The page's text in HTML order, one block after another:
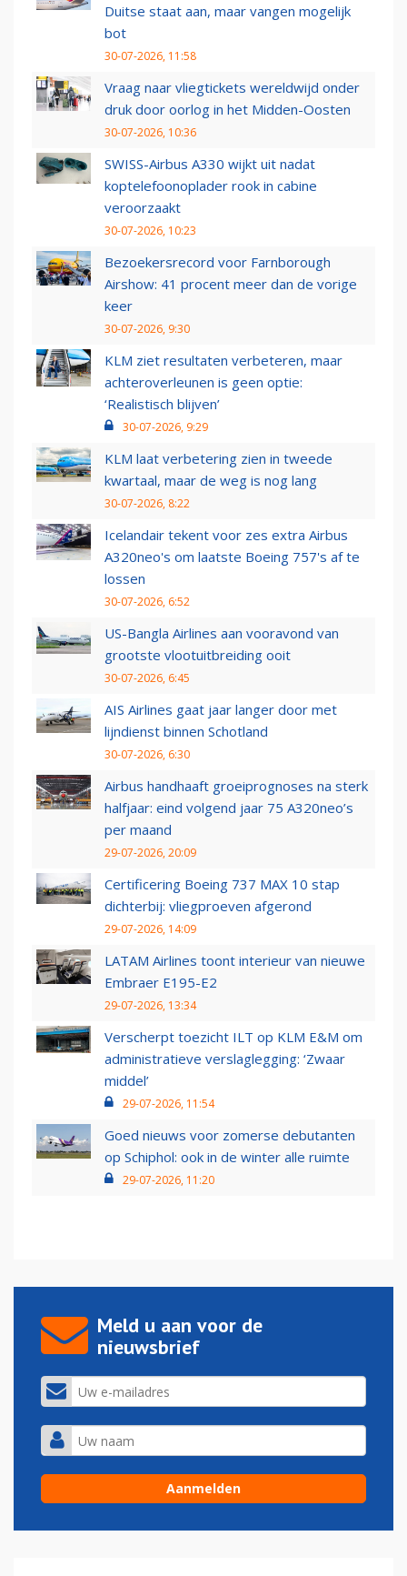
Duitse staat aan, maar vangen mogelijk
bot
30-07-2026, 11:58
Vraag naar vliegtickets wereldwijd onder
druk door oorlog in het Midden-Oosten
30-07-2026, 10:36
SWISS-Airbus A330 wijkt uit nadat
koptelefoonoplader rook in cabine
veroorzaakt
30-07-2026, 10:23
Bezoekersrecord voor Farnborough
Airshow: 41 procent meer dan de vorige
keer
30-07-2026, 9:30
KLM ziet resultaten verbeteren, maar
achteroverleunen is geen optie:
‘Realistisch blijven’
30-07-2026, 9:29
KLM laat verbetering zien in tweede
kwartaal, maar de weg is nog lang
30-07-2026, 8:22
Icelandair tekent voor zes extra Airbus
A320neo's om laatste Boeing 757's af te
lossen
30-07-2026, 6:52
US-Bangla Airlines aan vooravond van
grootste vlootuitbreiding ooit
30-07-2026, 6:45
AIS Airlines gaat jaar langer door met
lijndienst binnen Schotland
30-07-2026, 6:30
Airbus handhaaft groeiprognoses na sterk
halfjaar: eind volgend jaar 75 A320neo’s
per maand
29-07-2026, 20:09
Certificering Boeing 737 MAX 10 stap
dichterbij: vliegproeven afgerond
29-07-2026, 14:09
LATAM Airlines toont interieur van nieuwe
Embraer E195-E2
29-07-2026, 13:34
Verscherpt toezicht ILT op KLM E&M om
administratieve verslaglegging: ‘Zwaar
middel’
29-07-2026, 11:54
Goed nieuws voor zomerse debutanten
op Schiphol: ook in de winter alle ruimte
29-07-2026, 11:20
Meld u aan voor de
nieuwsbrief